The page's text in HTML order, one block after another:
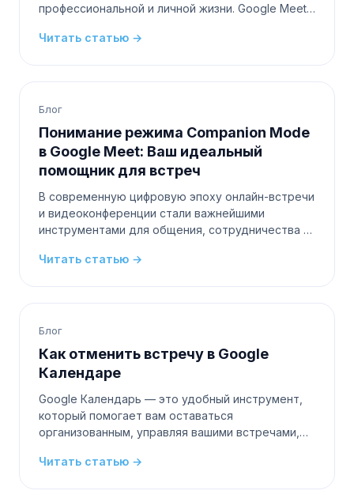
профессиональной и личной жизни. Google Meet
нам связываться с коллегами, друзьями
Читать статью →
Блог
Понимание режима Companion Mode
в Google Meet: Ваш идеальный
помощник для встреч
В современную цифровую эпоху онлайн-встречи
и видеоконференции стали важнейшими
инструментами для общения, сотрудничества и
таких платформ, которая приобрел
Читать статью →
Блог
Как отменить встречу в Google
Календаре
Google Календарь — это удобный инструмент,
который помогает вам оставаться
организованным, управляя вашими встречами,
случаи, когда вам нужно отменить встречу по
Читать статью →